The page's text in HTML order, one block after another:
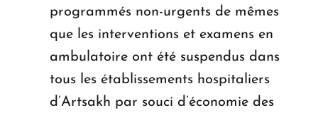
programmés non-urgents de mêmes
que les interventions et examens en
ambulatoire ont été suspendus dans
tous les établissements hospitaliers
d’Artsakh par souci d’économie des